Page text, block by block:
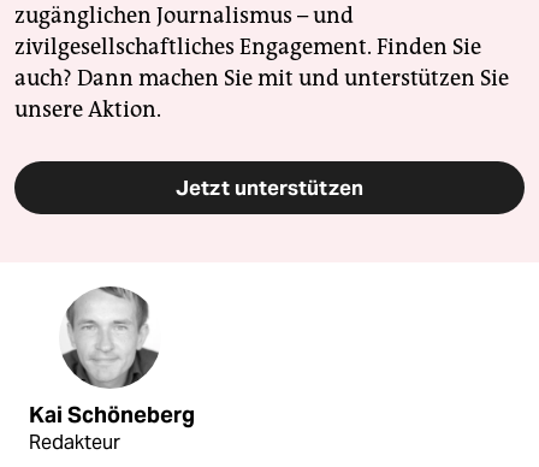
zugänglichen Journalismus – und
zivilgesellschaftliches Engagement. Finden Sie
auch? Dann machen Sie mit und unterstützen Sie
unsere Aktion.
Jetzt unterstützen
Kai Schöneberg
Redakteur